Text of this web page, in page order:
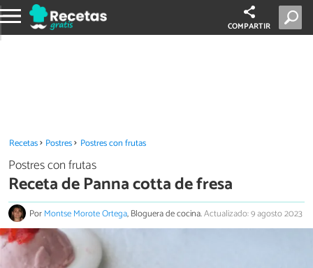
COMPARTIR
Recetas Postres Postres con frutas
Postres con frutas
Receta de Panna cotta de fresa
PorMontse Morote Ortega, Bloguera de cocina.Actualizado: 9 agosto 2023